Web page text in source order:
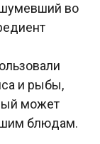
во
и рыбы,
может
блюдам.